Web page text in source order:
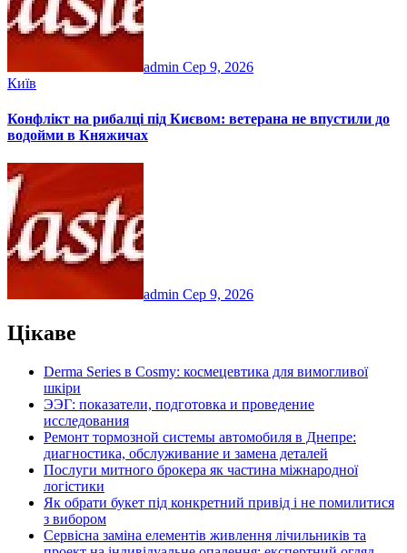
admin Сер 9, 2026
Київ
Конфлікт на рибалці під Києвом: ветерана не впустили до
водойми в Княжичах
admin Сер 9, 2026
Цікаве
Derma Series в Cosmy: космецевтика для вимогливої
шкіри
ЭЭГ: показатели, подготовка и проведение
исследования
Ремонт тормозной системы автомобиля в Днепре:
диагностика, обслуживание и замена деталей
Послуги митного брокера як частина міжнародної
логістики
Як обрати букет під конкретний привід і не помилитися
з вибором
Сервісна заміна елементів живлення лічильників та